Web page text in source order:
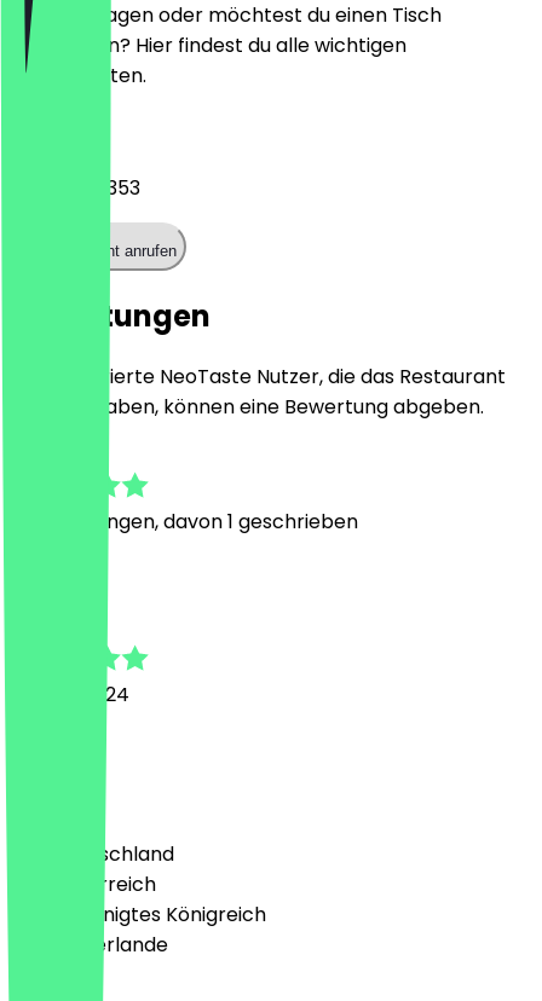
Hast du Fragen oder möchtest du einen Tisch
reservieren? Hier findest du alle wichtigen
Kontaktdaten.
017641690353
Restaurant anrufen
Bewertungen
Nur registrierte NeoTaste Nutzer, die das Restaurant
besucht haben, können eine Bewertung abgeben.
Bewertungen, davon 1 geschrieben
8. März 2024
🇩🇪 Deutschland
🇦🇹 Österreich
🇬🇧 Vereinigtes Königreich
🇳🇱 Niederlande